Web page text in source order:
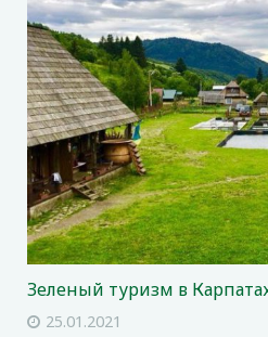
Зеленый туризм в
25.01.2021